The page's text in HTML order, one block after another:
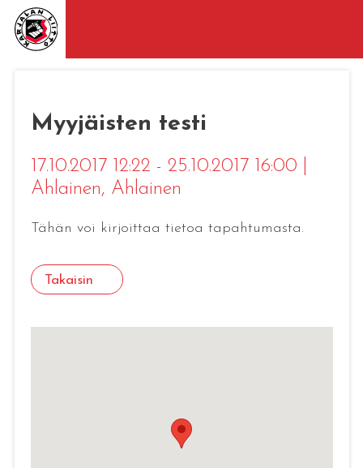
Myyjäisten testi
17.10.2017 12:22 - 25.10.2017 16:00
Ahlainen, Ahlainen
Tähän voi kirjoittaa tietoa tapahtumasta.
Takaisin